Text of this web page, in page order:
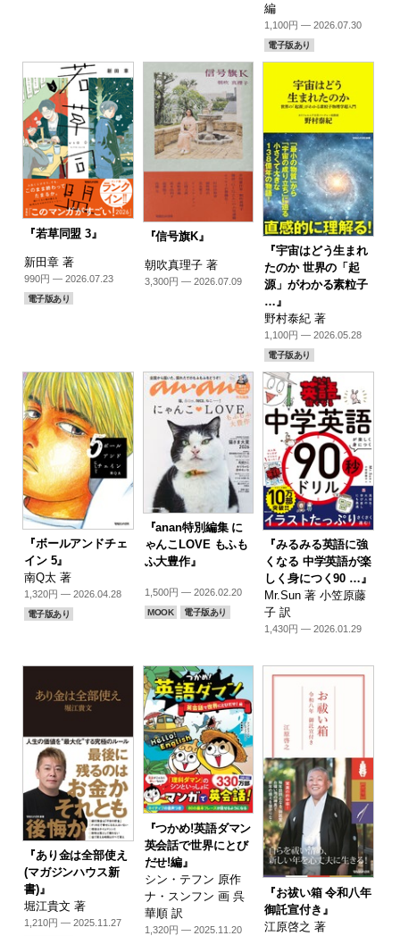
編
1,100円 — 2026.07.30
電子版あり
『若草同盟 3』
新田章 著
990円 — 2026.07.23
電子版あり
『信号旗K』
朝吹真理子 著
3,300円 — 2026.07.09
『宇宙はどう生まれ
たのか 世界の「起
源」がわかる素粒子
…』
野村泰紀 著
1,100円 — 2026.05.28
電子版あり
『ボールアンドチェ
イン 5』
南Q太 著
1,320円 — 2026.04.28
電子版あり
『anan特別編集 に
ゃんこLOVE もふも
ふ大豊作』
1,500円 — 2026.02.20
MOOK 電子版あり
『みるみる英語に強
くなる 中学英語が楽
しく身につく90 …』
Mr.Sun 著 小笠原藤
子 訳
1,430円 — 2026.01.29
『あり金は全部使え
(マガジンハウス新
書)』
堀江貴文 著
1,210円 — 2025.11.27
『つかめ!英語ダマン
英会話で世界にとび
だせ!編』
シン・テフン 原作
ナ・スンフン 画 呉
華順 訳
1,320円 — 2025.11.20
『お祓い箱 令和八年
御託宣付き』
江原啓之 著